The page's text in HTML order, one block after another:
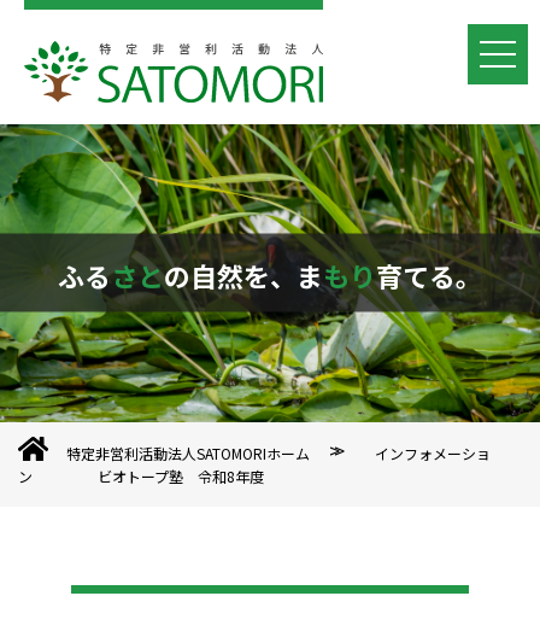
ふるさとの自然を、まもり育てる。
特定非営利活動法人SATOMORIホーム
インフォメーショ
ン
ビオトープ塾 令和8年度